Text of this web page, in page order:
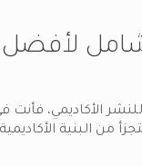
شامل لأفضل
الأكاديمي، فأنت
من البنية